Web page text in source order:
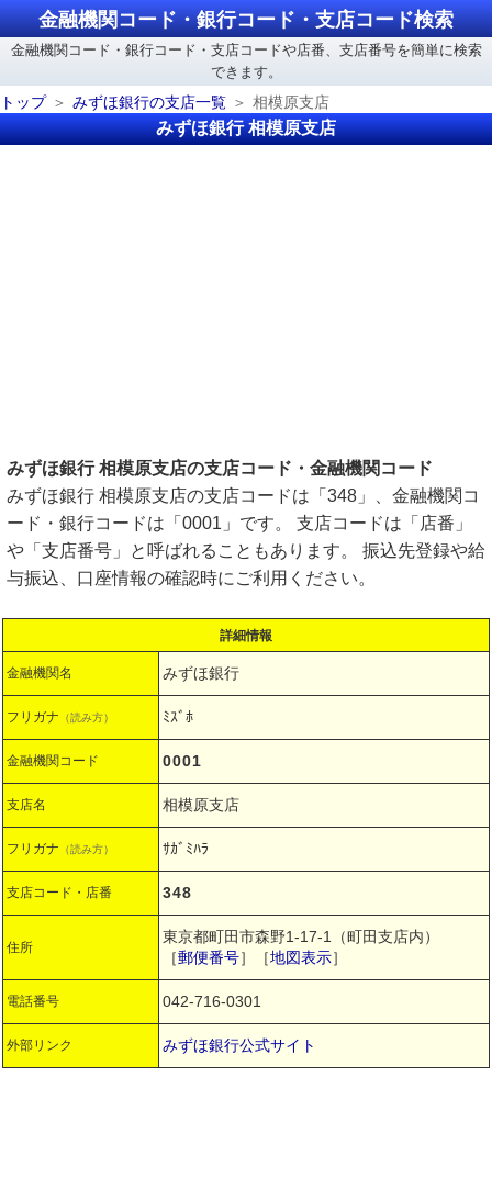
金融機関コード・銀行コード・支店コード検索
金融機関コード・銀行コード・支店コードや店番、支店番号を簡単に検索
できます。
トップ
みずほ銀行の支店一覧 相模原支店
みずほ銀行 相模原支店
みずほ銀行 相模原支店の支店コード・金融機関コード
みずほ銀行 相模原支店の支店コードは「348」、金融機関コ
ード・銀行コードは「0001」です。 支店コードは「店番」
や「支店番号」と呼ばれることもあります。 振込先登録や給
与振込、口座情報の確認時にご利用ください。
詳細情報
金融機関名 みずほ銀行
フリガナ （読み方） ﾐｽﾞﾎ
金融機関コード 0001
支店名 相模原支店
フリガナ （読み方） ｻｶﾞﾐﾊﾗ
支店コード・店番 348
住所
東京都町田市森野1-17-1（町田支店内）
［郵便番号］［地図表示］
電話番号 042-716-0301
外部リンク みずほ銀行公式サイト